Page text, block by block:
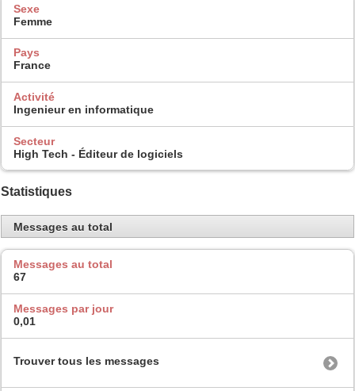
Sexe
Femme
Pays
France
Activité
Ingenieur en informatique
Secteur
High Tech - Éditeur de logiciels
Statistiques
Messages au total
Messages au total
67
Messages par jour
0,01
Trouver tous les messages